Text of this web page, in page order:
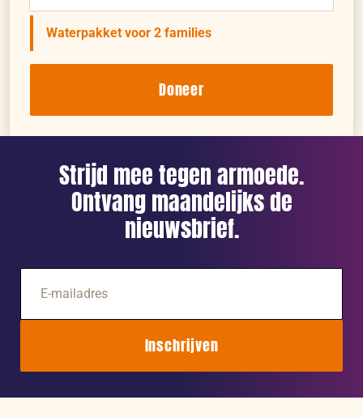
Waterpakket voor 2 families
Doneer
Strijd mee tegen armoede.
Ontvang maandelijks de
nieuwsbrief.
mailadres
Inschrijven